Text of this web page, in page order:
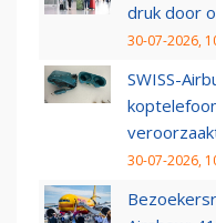
druk door
30-07-2026,
SWISS-
30-07-2026,